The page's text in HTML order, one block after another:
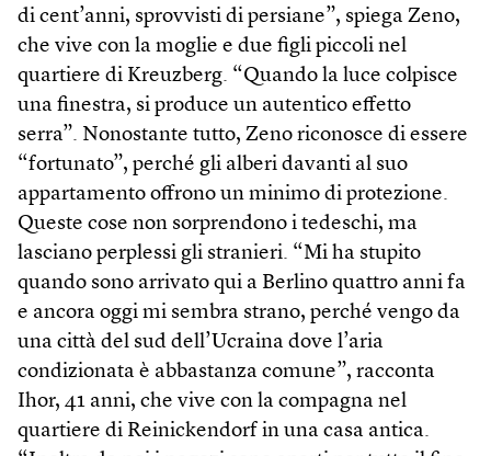
di cent’anni, sprovvisti di persiane”, spiega Zeno,
che vive con la moglie e due figli piccoli nel
quartiere di Kreuzberg. “Quando la luce colpisce
una finestra, si produce un autentico effetto
serra”. Nonostante tutto, Zeno riconosce di essere
“fortunato”, perché gli alberi davanti al suo
appartamento offrono un minimo di protezione.
Queste cose non sorprendono i tedeschi, ma
lasciano perplessi gli stranieri. “Mi ha stupito
quando sono arrivato qui a Berlino quattro anni fa
e ancora oggi mi sembra strano, perché vengo da
una città del sud dell’Ucraina dove l’aria
condizionata è abbastanza comune”, racconta
Ihor, 41 anni, che vive con la compagna nel
quartiere di Reinickendorf in una casa antica.